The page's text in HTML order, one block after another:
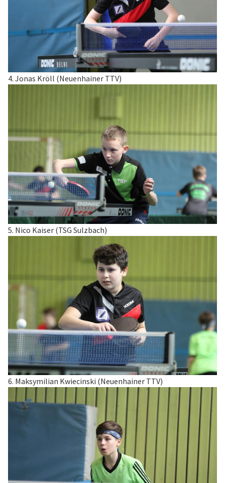
4. Jonas Kröll (Neuenhainer TTV)
5. Nico Kaiser (TSG Sulzbach)
6. Maksymilian Kwiecinski (Neuenhainer TTV)